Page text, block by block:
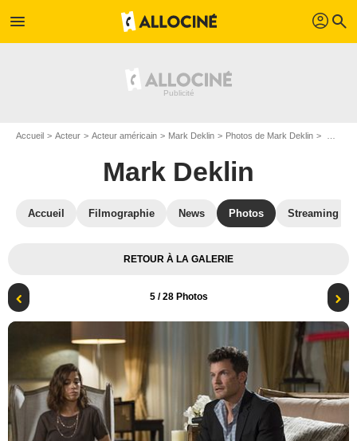
menu profil search
Accueil Acteur Acteur américain Mark Deklin Photos de Mark Deklin
Mark Deklin
Accueil Filmographie News Photos Streaming
RETOUR À LA GALERIE
5/ 28 Photos